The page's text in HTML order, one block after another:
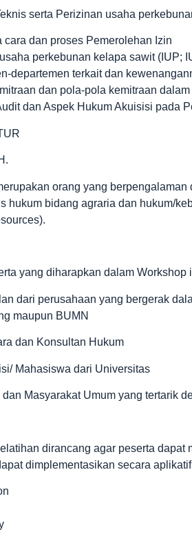
serta Perizinan usaha
cara dan proses Pemerolehan Izin
perkebunan kelapa sawit (IUP;
departemen terkait dan
dan pola-pola kemitraan
dan Aspek Hukum Akuisisi pada
orang yang
hukum bidang agraria dan hukum/
yang diharapkan dalam Workshop
dari perusahaan yang bergerak
maupun BUMN
dan Konsultan Hukum
Mahasiswa dari Universitas
Masyarakat Umum yang tertarik
dirancang agar peserta
dimplementasikan secara